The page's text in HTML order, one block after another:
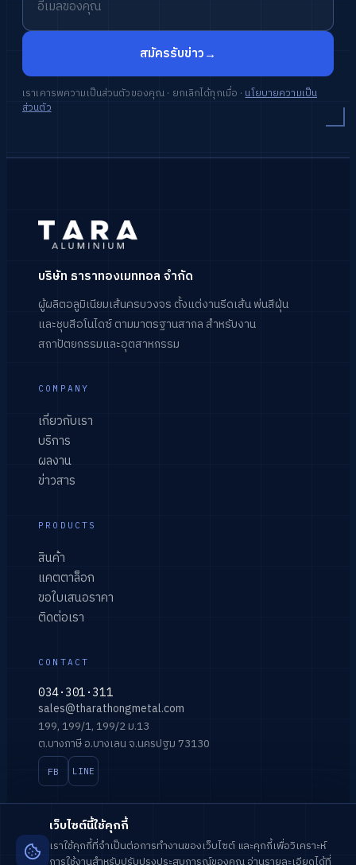
สมัครรับข่าว →
เราเคารพความเป็นส่วนตัวของคุณ · ยกเลิกได้ทุกเมื่อ ·นโยบายความเป็น
ส่วนตัว
บริษัท ธาราทองเมททอล จำกัด
ผู้ผลิตอลูมิเนียมเส้นครบวงจร ตั้งแต่งานรีดเส้น พ่นสีฝุ่น
และชุบสีอโนไดซ์ ตามมาตรฐานสากล สำหรับงาน
สถาปัตยกรรมและอุตสาหกรรม
COMPANY
เกี่ยวกับเรา
บริการ
ผลงาน
ข่าวสาร
PRODUCTS
สินค้า
แคตตาล็อก
ขอใบเสนอราคา
ติดต่อเรา
CONTACT
034·301·311
sales@tharathongmetal.com
199, 199/1, 199/2 ม.13
ต.บางภาษี อ.บางเลน จ.นครปฐม 73130
FB LINE
© 2026บริษัท ธาราทองเมททอล จำกัด· ALL RIGHTS
เว็บไซต์นี้ใช้คุกกี้
เราใช้คุกกี้ที่จำเป็นต่อการทำงานของเว็บไซต์ และคุกกี้เพื่อวิเคราะห์